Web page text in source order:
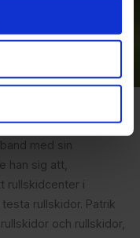
med vår
med sin
han sig att,
rullskidcenter i
rullskidor. Patrik
och rullskidor,